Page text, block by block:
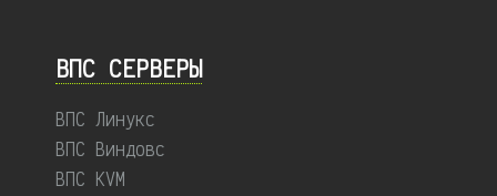
ВПС СЕРВЕРЫ
ВПС Линукс
ВПС Виндовс
ВПС KVM